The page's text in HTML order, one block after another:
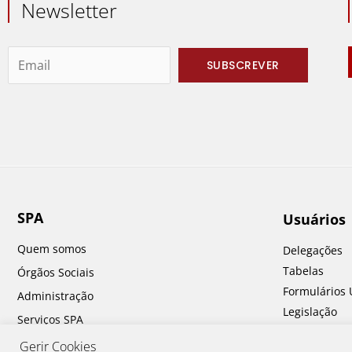
Newsletter
SPA
Quem somos
Órgãos Sociais
Administração
Serviços SPA
Prémios SPA
Usuários
Delegações
Tabelas
Formulários
Legislação
Gerir Cookies